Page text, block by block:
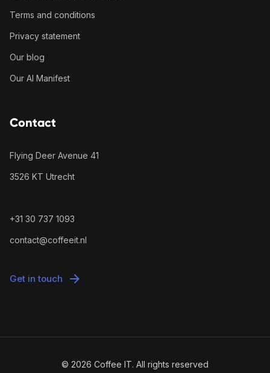
Terms and conditions
Privacy statement
Our blog
Our AI Manifest
Contact
Flying Deer Avenue 41
3526 KT Utrecht
+31 30 737 1093
contact@coffeeit.nl
Get in touch
© 2026 Coffee IT. All rights reserved